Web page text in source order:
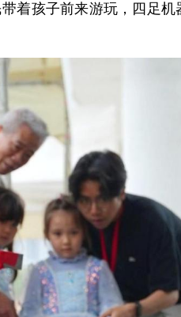
着孩子前来游玩，四足